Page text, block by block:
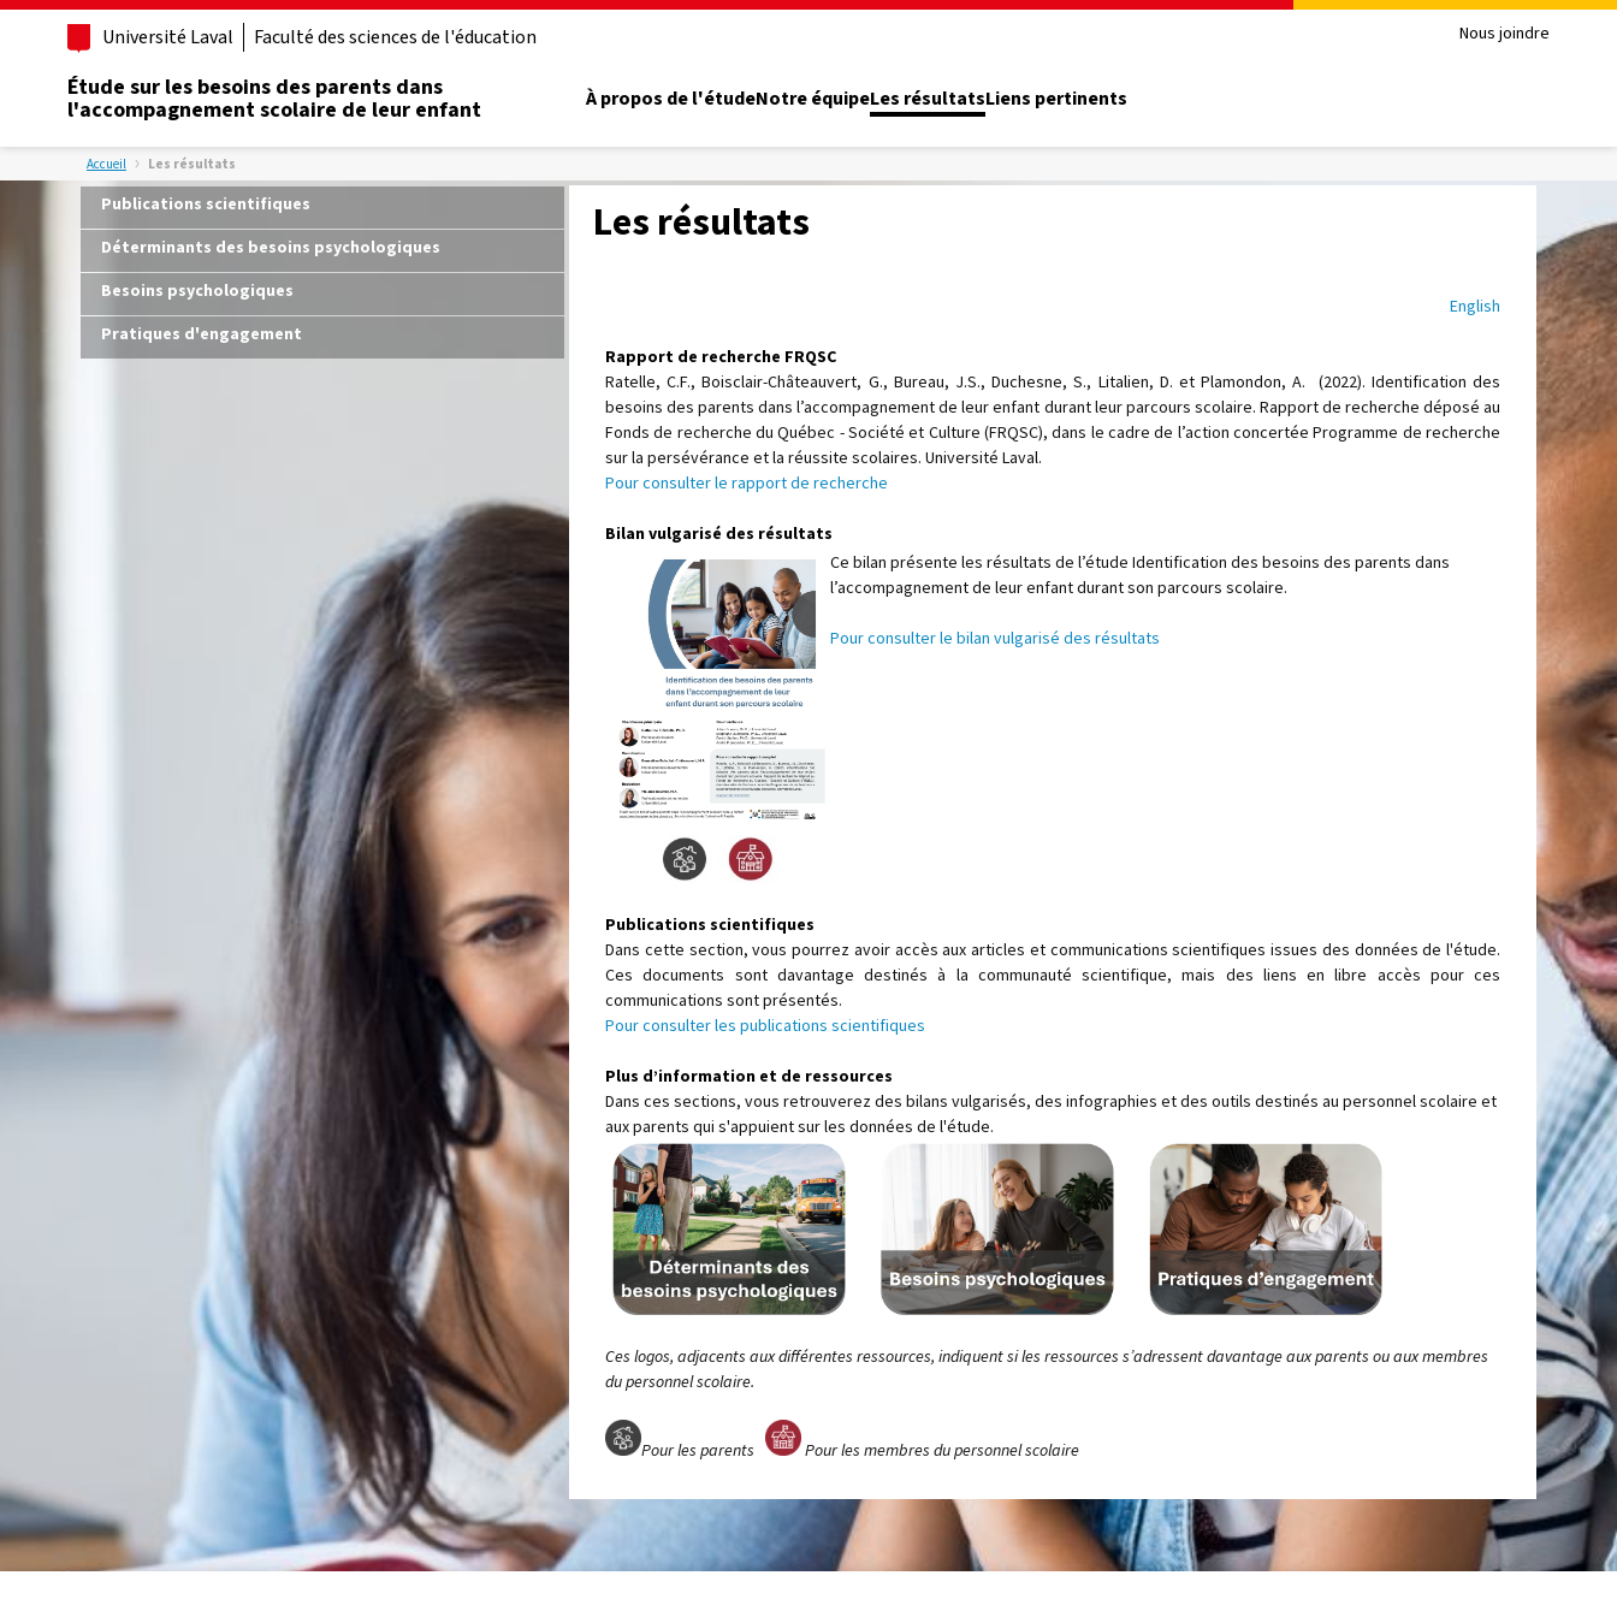
Université Laval Faculté des sciences de l'éducation Nous joindre
Étude sur les besoins des parents dans
l'accompagnement scolaire de leur enfant À propos de l'étudeNotre équipeLes résultatsLiens pertinents
Accueil Les résultats
Publications scientifiques
Déterminants des besoins psychologiques
Besoins psychologiques
Pratiques d'engagement
Les résultats
English
Rapport de recherche FRQSC
Ratelle, C.F., Boisclair-Châteauvert, G., Bureau, J.S., Duchesne, S., Litalien, D. et Plamondon, A. (2022). Identification des
besoins des parents dans l’accompagnement de leur enfant durant leur parcours scolaire. Rapport de recherche déposé au
Fonds de recherche du Québec - Société et Culture (FRQSC), dans le cadre de l’action concertée Programme de recherche
sur la persévérance et la réussite scolaires. Université Laval.
Pour consulter le rapport de recherche
Bilan vulgarisé des résultats
Ce bilan présente les résultats de l’étude Identification des besoins des parents dans
l’accompagnement de leur enfant durant son parcours scolaire.
Pour consulter le bilan vulgarisé des résultats
Publications scientifiques
Dans cette section, vous pourrez avoir accès aux articles et communications scientifiques issues des données de l'étude.
Ces documents sont davantage destinés à la communauté scientifique, mais des liens en libre accès pour ces
communications sont présentés.
Pour consulter les publications scientifiques
Plus d’information et de ressources
Dans ces sections, vous retrouverez des bilans vulgarisés, des infographies et des outils destinés au personnel scolaire et
aux parents qui s'appuient sur les données de l'étude.
Ces logos, adjacents aux différentes ressources, indiquent si les ressources s’adressent davantage aux parents ou aux membres
du personnel scolaire.
Pour les parents Pour les membres du personnel scolaire